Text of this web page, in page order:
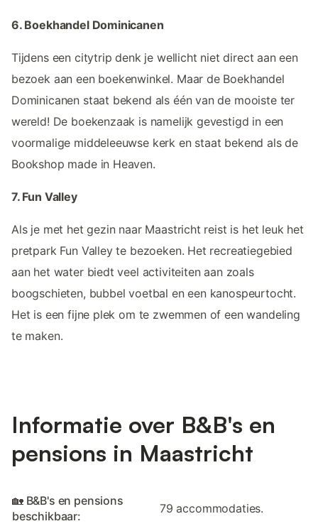
6. Boekhandel Dominicanen
Tijdens een citytrip denk je wellicht niet direct aan een
bezoek aan een boekenwinkel. Maar de Boekhandel
Dominicanen staat bekend als één van de mooiste ter
wereld! De boekenzaak is namelijk gevestigd in een
voormalige middeleeuwse kerk en staat bekend als de
Bookshop made in Heaven.
7. Fun Valley
Als je met het gezin naar Maastricht reist is het leuk het
pretpark Fun Valley te bezoeken. Het recreatiegebied
aan het water biedt veel activiteiten aan zoals
boogschieten, bubbel voetbal en een kanospeurtocht.
Het is een fijne plek om te zwemmen of een wandeling
te maken.
Informatie over B&B's en
pensions in Maastricht
🏡 B&B's en pensions
beschikbaar:
79 accommodaties.